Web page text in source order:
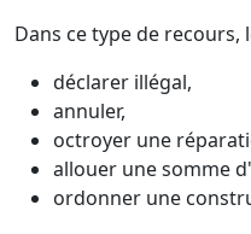
Dans ce type de recours,
déclarer illégal,
annuler,
octroyer une
allouer une somme
ordonner une